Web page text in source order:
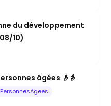
du développement
10)
âgées 👴👵